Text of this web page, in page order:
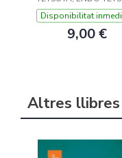
Disponibilitat
9,00 €
Altres